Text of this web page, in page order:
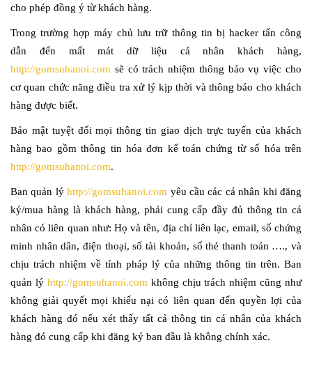
cho phép đồng ý từ khách hàng.
Trong trường hợp máy chủ lưu trữ thông tin bị hacker tấn công
dẫn đến mất mát dữ liệu cá nhân khách hàng,
http://gomsuhanoi.com sẽ có trách nhiệm thông báo vụ việc cho
cơ quan chức năng điều tra xử lý kịp thời và thông báo cho khách
hàng được biết.
Bảo mật tuyệt đối mọi thông tin giao dịch trực tuyến của khách
hàng bao gồm thông tin hóa đơn kế toán chứng từ số hóa trên
http://gomsuhanoi.com.
Ban quản lýhttp://gomsuhanoi.com yêu cầu các cá nhân khi đăng
ký/mua hàng là khách hàng, phải cung cấp đầy đủ thông tin cá
nhân có liên quan như: Họ và tên, địa chỉ liên lạc, email, số chứng
minh nhân dân, điện thoại, số tài khoản, số thẻ thanh toán …., và
chịu trách nhiệm về tính pháp lý của những thông tin trên. Ban
quản lý http://gomsuhanoi.com không chịu trách nhiệm cũng như
không giải quyết mọi khiếu nại có liên quan đến quyền lợi của
khách hàng đó nếu xét thấy tất cả thông tin cá nhân của khách
hàng đó cung cấp khi đăng ký ban đầu là không chính xác.